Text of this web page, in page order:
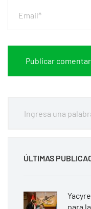
ÚLTIMAS
para